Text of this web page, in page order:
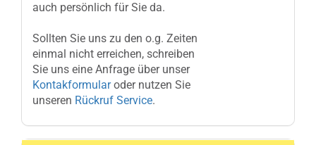
auch persönlich für Sie da.
Sollten Sie uns zu den o.g. Zeiten
einmal nicht erreichen, schreiben
Sie uns eine Anfrage über unser
Kontakformularoder nutzen Sie
unseren Rückruf Service.